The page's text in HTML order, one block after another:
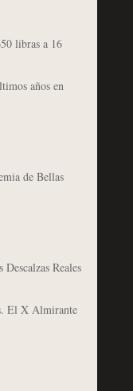
libras a 16
años en
de Bellas
Reales
El X Almirante